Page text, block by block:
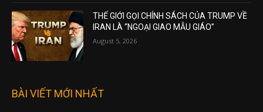
THẾ GIỚI GỌI CHÍNH SÁCH CỦA TRUMP VỀ
IRAN LÀ “NGOẠI GIAO MẪU GIÁO”
August 5, 2026
BÀI VIẾT MỚI NHẤT